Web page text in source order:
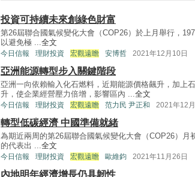
投資可持續未來創綠色財富
第26屆聯合國氣候變化大會（COP26）於上月舉行，
以避免極 ...全文
今日信報 理財投資 宏觀遠瞻 安博哲 2021年12月10日
亞洲能源轉型步入關鍵階段
亞洲一向依賴輸入化石燃料，近期能源價格飆升，加上
升，使企業經營壓力倍增，影響區內 ...全文
今日信報 理財投資 宏觀遠瞻 范力民 尹正和 2021年12
轉型低碳經濟 中國準備就緒
為期近兩周的第26屆聯合國氣候變化大會（COP26）
的代表出 ...全文
今日信報 理財投資 宏觀遠瞻 歐維鈞 2021年11月26日
內地明年經濟增長仍具韌性